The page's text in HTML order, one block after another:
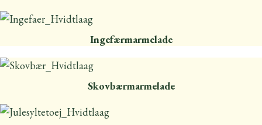
Ingefærmarmelade
Skovbærmarmelade